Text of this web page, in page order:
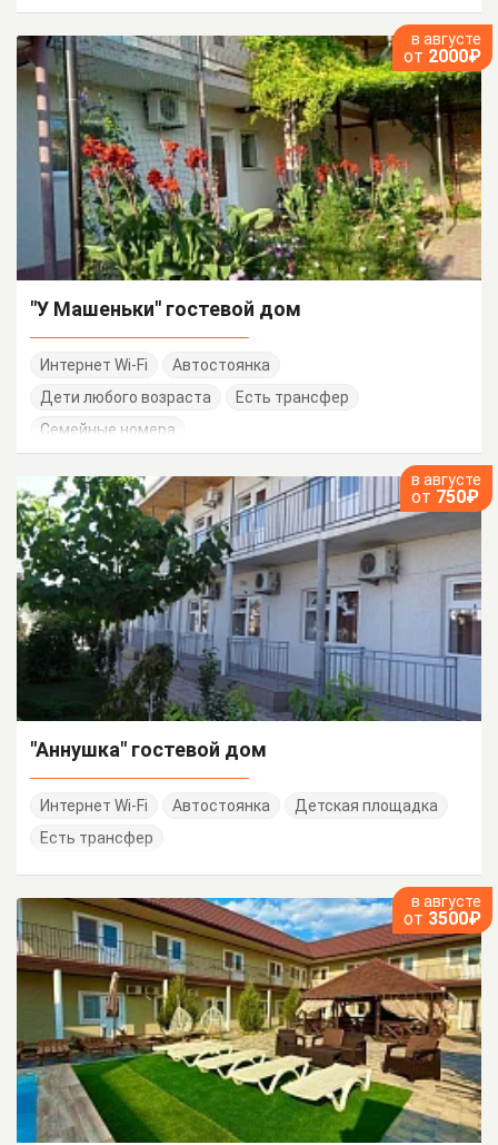
в августе
от 2000₽
"У Машеньки" гостевой дом
Интернет Wi-Fi
Автостоянка
Дети любого возраста
Есть трансфер
Семейные номера
в августе
от 750₽
"Аннушка" гостевой дом
Интернет Wi-Fi Автостоянка
Детская площадка
Есть трансфер
в августе
от 3500₽